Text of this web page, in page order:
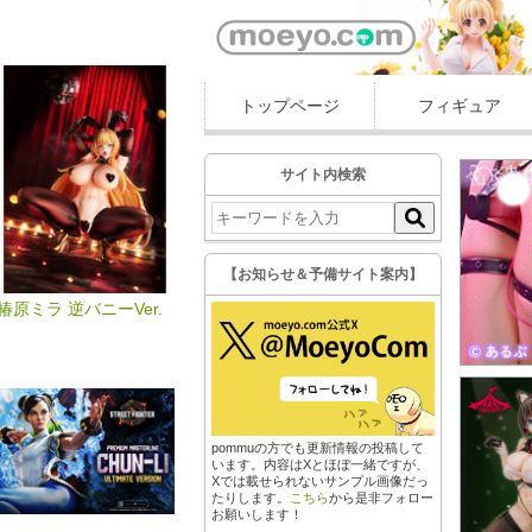
原ミラ 逆バニーVer.
トップページ フィギュア
サイト内検索
【お知らせ＆予備サイト案内】
pommuの方でも更新情報の投稿して
います。内容はXとほぼ一緒ですが、
Xでは載せられないサンプル画像だっ
たりします。
こちらから是非フォロー
お願いします！